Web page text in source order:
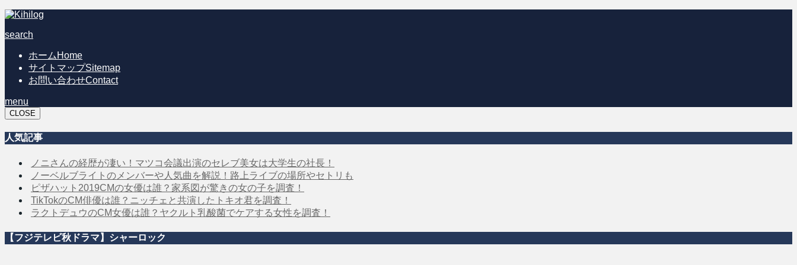
search
ホーム Home
サイトマップSitemap
お問い合わせContact
menu
CLOSE
人気記事
ノニさんの経歴が凄い！マツコ会議出演のセレブ美女は大学生の社長！
ノーベルブライトのメンバーや人気曲を解説！路上ライブの場所やセトリも
ピザハット2019CMの女優は誰？家系図が驚きの女の子を調査！
TikTokのCM俳優は誰？ニッチェと共演したトキオ君を調査！
ラクトデュウのCM女優は誰？ヤクルト乳酸菌でケアする女性を調査！
【フジテレビ秋ドラマ】シャーロック